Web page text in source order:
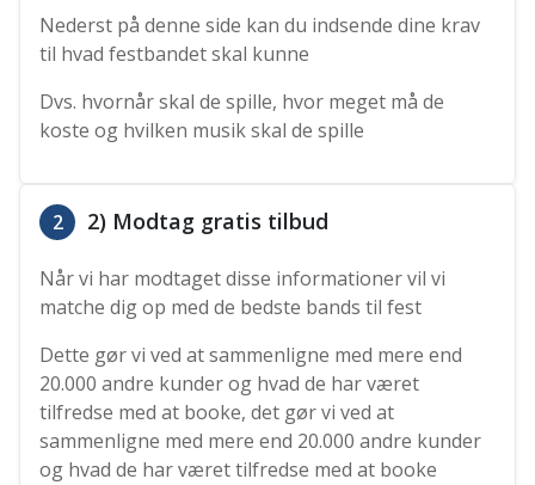
Nederst på denne side kan du indsende dine krav
til hvad festbandet skal kunne
Dvs. hvornår skal de spille, hvor meget må de
koste og hvilken musik skal de spille
2 2) Modtag gratis tilbud
Når vi har modtaget disse informationer vil vi
matche dig op med de bedste bands til fest
Dette gør vi ved at sammenligne med mere end
20.000 andre kunder og hvad de har været
tilfredse med at booke, det gør vi ved at
sammenligne med mere end 20.000 andre kunder
og hvad de har været tilfredse med at booke